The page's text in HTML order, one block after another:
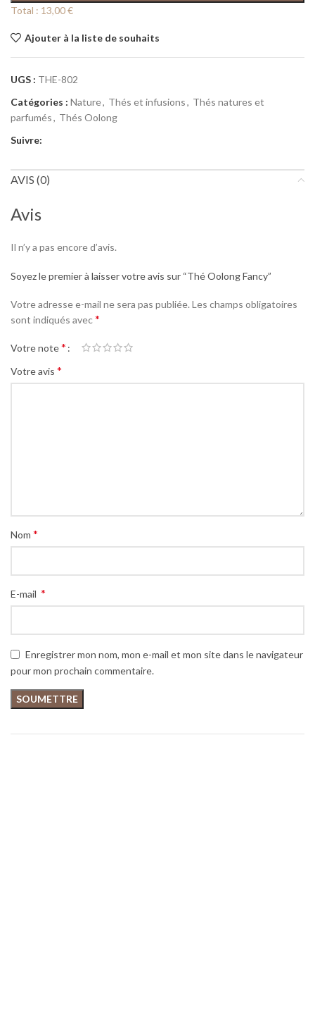
Total : 13,00 €
Ajouter à la liste de souhaits
UGS : THE-802
Catégories : Nature, Thés et infusions, Thés natures et
parfumés, Thés Oolong
Suivre:
AVIS (0)
Avis
Il n’y a pas encore d’avis.
Soyez le premier à laisser votre avis sur “Thé Oolong Fancy”
Votre adresse e-mail ne sera pas publiée. Les champs obligatoires
sont indiqués avec*
Votre note*
Votre avis *
Nom *
E-mail *
Enregistrer mon nom, mon e-mail et mon site dans le navigateur
pour mon prochain commentaire.